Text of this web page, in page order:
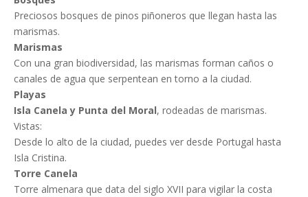
Preciosos bosques de pinos piñoneros que llegan hasta las
marismas.
Marismas
Con una gran biodiversidad, las marismas forman caños o
canales de agua que serpentean en torno a la ciudad.
Playas
Isla Canela y Punta del Moral, rodeadas de marismas.
Vistas:
Desde lo alto de la ciudad, puedes ver desde Portugal hasta
Isla Cristina.
Torre Canela
Torre almenara que data del siglo XVII para vigilar la costa